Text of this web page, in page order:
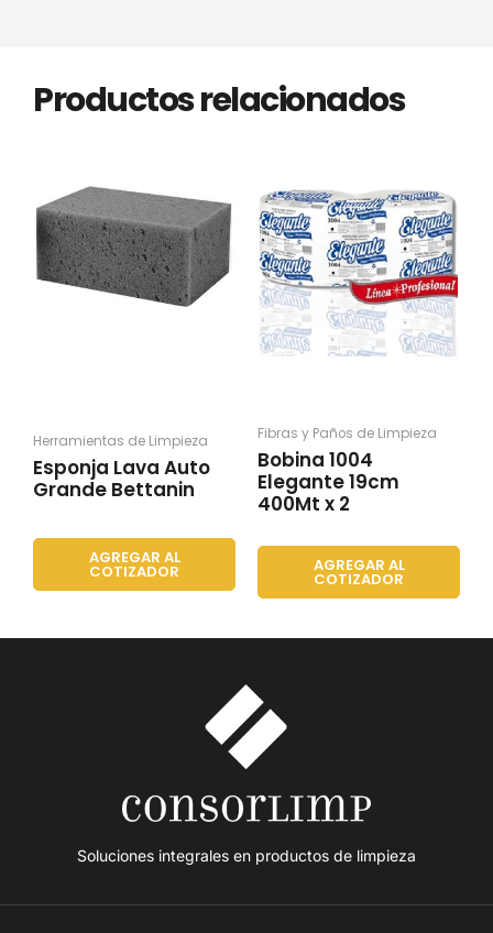
Productos relacionados
Herramientas de Limpieza
Esponja Lava Auto
Grande Bettanin
AGREGAR AL
COTIZADOR
Fibras y Paños de Limpieza
Bobina 1004
Elegante 19cm
400Mt x 2
AGREGAR AL
COTIZADOR
Soluciones integrales en productos de limpieza